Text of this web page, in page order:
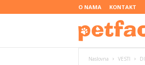
O NAMA KONTAKT
Naslovna VESTI